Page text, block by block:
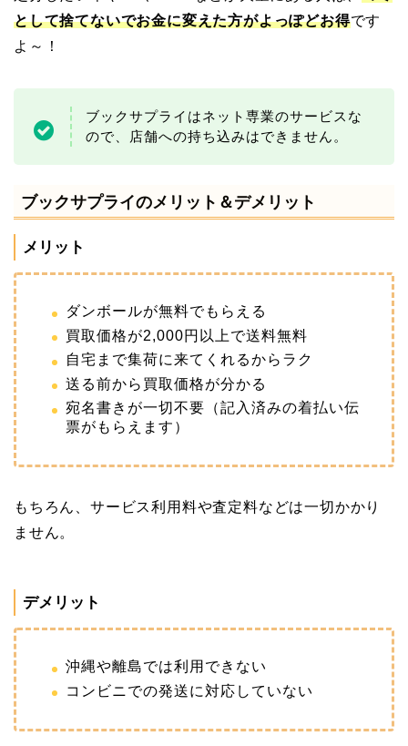
として捨てないでお金に変えた方がよっぽどお得です
よ～！
ブックサプライはネット専業のサービスな
ので、店舗への持ち込みはできません。
ブックサプライのメリット＆デメリット
メリット
ダンボールが無料でもらえる
買取価格が2,000円以上で送料無料
自宅まで集荷に来てくれるからラク
送る前から買取価格が分かる
宛名書きが一切不要（記入済みの着払い伝
票がもらえます）
もちろん、サービス利用料や査定料などは一切かかり
ません。
デメリット
沖縄や離島では利用できない
コンビニでの発送に対応していない